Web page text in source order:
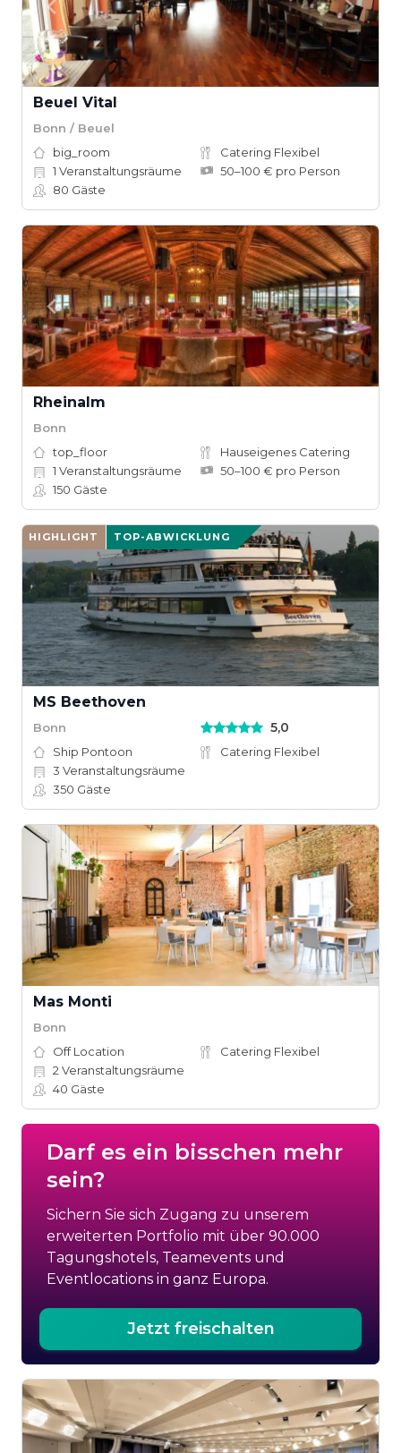
Beuel Vital
Bonn / Beuel
big_room
Catering Flexibel
1 Veranstaltungsräume
50–100 € pro Person
80 Gäste
Rheinalm
Bonn
top_floor
Hauseigenes Catering
1 Veranstaltungsräume
50–100 € pro Person
150 Gäste
HIGHLIGHT TOP-ABWICKLUNG
MS Beethoven
Bonn 5,0
Ship Pontoon
Catering Flexibel
3 Veranstaltungsräume
350 Gäste
Mas Monti
Bonn
Off Location
Catering Flexibel
2 Veranstaltungsräume
40 Gäste
Darf es ein bisschen mehr
sein?
Sichern Sie sich Zugang zu unserem
erweiterten Portfolio mit über 90.000
Tagungshotels, Teamevents und
Eventlocations in ganz Europa.
Jetzt freischalten